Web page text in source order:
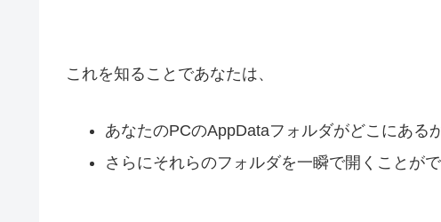
これを知ることであなたは、
あなたのPCのAppDataフォルダがどこにある
さらにそれらのフォルダを一瞬で開くことがで